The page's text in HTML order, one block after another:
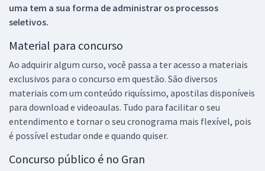
uma tem a sua forma de administrar os processos
seletivos.
Material para concurso
Ao adquirir algum curso, você passa a ter acesso a materiais
exclusivos para o concurso em questão. São diversos
materiais com um conteúdo riquíssimo, apostilas disponíveis
para download e videoaulas. Tudo para facilitar o seu
entendimento e tornar o seu cronograma mais flexível, pois
é possível estudar onde e quando quiser.
Concurso público é no Gran